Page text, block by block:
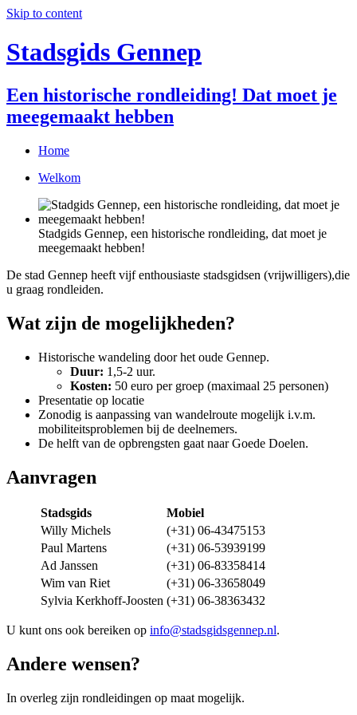
Skip to content
Stadsgids Gennep
Een historische rondleiding! Dat moet je
meegemaakt hebben
Home
Welkom
Stadgids Gennep, een historische rondleiding, dat moet je
meegemaakt hebben!
De stad Gennep heeft vijf enthousiaste stadsgidsen (vrijwilligers),die
u graag rondleiden.
Wat zijn de mogelijkheden?
Historische wandeling door het oude Gennep.
Duur: 1,5-2 uur.
Kosten: 50 euro per groep (maximaal 25 personen)
Presentatie op locatie
Zonodig is aanpassing van wandelroute mogelijk i.v.m.
mobiliteitsproblemen bij de deelnemers.
De helft van de opbrengsten gaat naar Goede Doelen.
Aanvragen
Stadsgids
Mobiel
Willy Michels
(+31) 06-43475153
Paul Martens
(+31) 06-53939199
Ad Janssen
(+31) 06-83358414
Wim van Riet
(+31) 06-33658049
Sylvia Kerkhoff-Joosten (+31) 06-38363432
U kunt ons ook bereiken op info@stadsgidsgennep.nl.
Andere wensen?
In overleg zijn rondleidingen op maat mogelijk.